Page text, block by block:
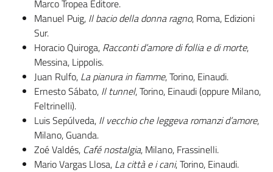
Marco Tropea Editore.
Manuel Puig, Il bacio della donna ragno, Roma, Edizioni
Sur.
Horacio Quiroga, Racconti d’amore di follia e di morte,
Messina, Lippolis.
Juan Rulfo, La pianura in fiamme, Torino, Einaudi.
Ernesto Sábato, Il tunnel, Torino, Einaudi (oppure Milano,
Feltrinelli).
Luis Sepúlveda, Il vecchio che leggeva romanzi d’amore,
Milano, Guanda.
Zoé Valdés, Café nostalgia, Milano, Frassinelli.
Mario Vargas Llosa, La città e i cani, Torino, Einaudi.